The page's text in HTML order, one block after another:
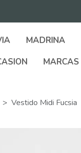
MADRINA
MARCAS
Vestido Midi Fucsia